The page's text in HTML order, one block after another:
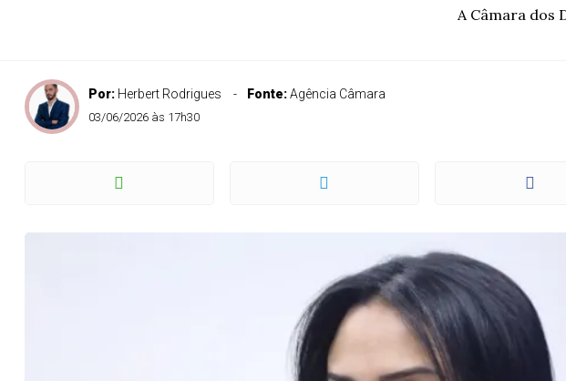
A Câmara dos
Por: Herbert Rodrigues Fonte:Agência Câmara
03/06/2026 às 17h30